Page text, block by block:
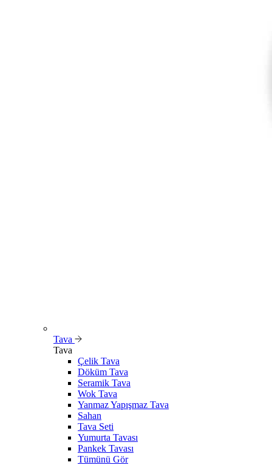
Tava
Tava
Çelik Tava
Döküm Tava
Seramik Tava
Wok Tava
Yanmaz Yapışmaz Tava
Sahan
Tava Seti
Yumurta Tavası
Pankek Tavası
Tümünü Gör